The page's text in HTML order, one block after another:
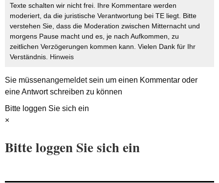
Texte schalten wir nicht frei. Ihre Kommentare werden
moderiert, da die juristische Verantwortung bei TE liegt. Bitte
verstehen Sie, dass die Moderation zwischen Mitternacht und
morgens Pause macht und es, je nach Aufkommen, zu
zeitlichen Verzögerungen kommen kann. Vielen Dank für Ihr
Verständnis. Hinweis
Sie müssenangemeldetsein um einen Kommentar oder
eine Antwort schreiben zu können
Bitte loggen Sie sich ein
×
Bitte loggen Sie sich ein